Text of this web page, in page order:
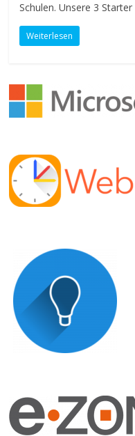
Schulen. Unsere 3
Weiterlesen